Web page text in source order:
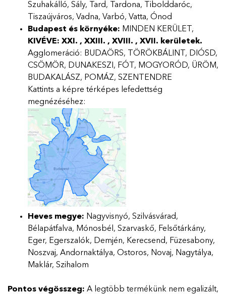
Szuhakálló, Sály, Tard, Tardona, Tibolddaróc,
Tiszaújváros, Vadna, Varbó, Vatta, Ónod
Budapest és környéke: MINDEN KERÜLET,
KIVÉVE: XXI. , XXIII. , XVIII. , XVII. kerületek.
Agglomeráció: BUDAÖRS, TÖRÖKBÁLINT, DIÓSD,
CSÖMÖR, DUNAKESZI, FÓT, MOGYORÓD, ÜRÖM,
BUDAKALÁSZ, POMÁZ, SZENTENDRE
Kattints a képre térképes lefedettség
megnézéséhez:
Heves megye: Nagyvisnyó, Szilvásvárad,
Bélapátfalva, Mónosbél, Szarvaskő, Felsőtárkány,
Eger, Egerszalók, Demjén, Kerecsend, Füzesabony,
Noszvaj, Andornaktálya, Ostoros, Novaj, Nagytálya,
Maklár, Szihalom
Pontos végösszeg: A legtöbb termékünk nem egalizált,